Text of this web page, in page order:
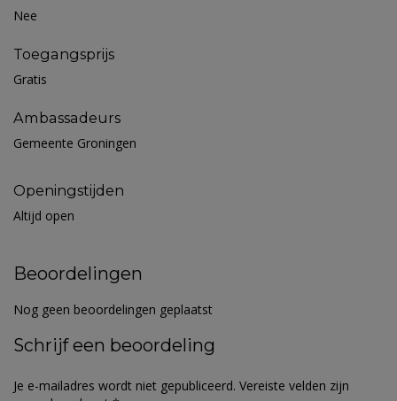
Nee
Toegangsprijs
Gratis
Ambassadeurs
Gemeente Groningen
Openingstijden
Altijd open
Beoordelingen
Nog geen beoordelingen geplaatst
Schrijf een beoordeling
Je e-mailadres wordt niet gepubliceerd. Vereiste velden zijn